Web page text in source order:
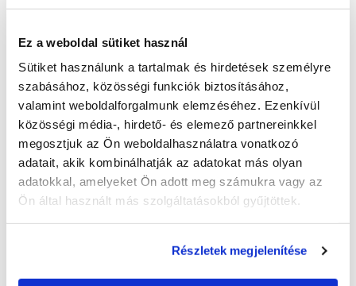
Ez a weboldal sütiket használ
Sütiket használunk a tartalmak és hirdetések személyre
szabásához, közösségi funkciók biztosításához,
valamint weboldalforgalmunk elemzéséhez. Ezenkívül
közösségi média-, hirdető- és elemező partnereinkkel
megosztjuk az Ön weboldalhasználatra vonatkozó
adatait, akik kombinálhatják az adatokat más olyan
adatokkal, amelyeket Ön adott meg számukra vagy az
Ön által használt más szolgáltatásokból gyűjtöttek.
Részletek megjelenítése
LINOPORE® RX 5000
BŐVEBBEN